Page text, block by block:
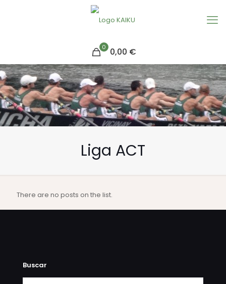
0 0,00 €
Liga ACT
There are no posts on the list.
Buscar